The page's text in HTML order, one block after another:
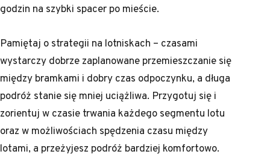
godzin na szybki spacer po mieście.
Pamiętaj o strategii na lotniskach – czasami
wystarczy dobrze zaplanowane przemieszczanie się
między bramkami i dobry czas odpoczynku, a długa
podróż stanie się mniej uciążliwa. Przygotuj się i
zorientuj w czasie trwania każdego segmentu lotu
oraz w możliwościach spędzenia czasu między
lotami, a przeżyjesz podróż bardziej komfortowo.